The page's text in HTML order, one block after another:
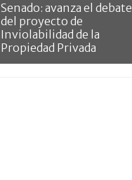
Senado: avanza el debate
del proyecto de
Inviolabilidad de la
Propiedad Privada